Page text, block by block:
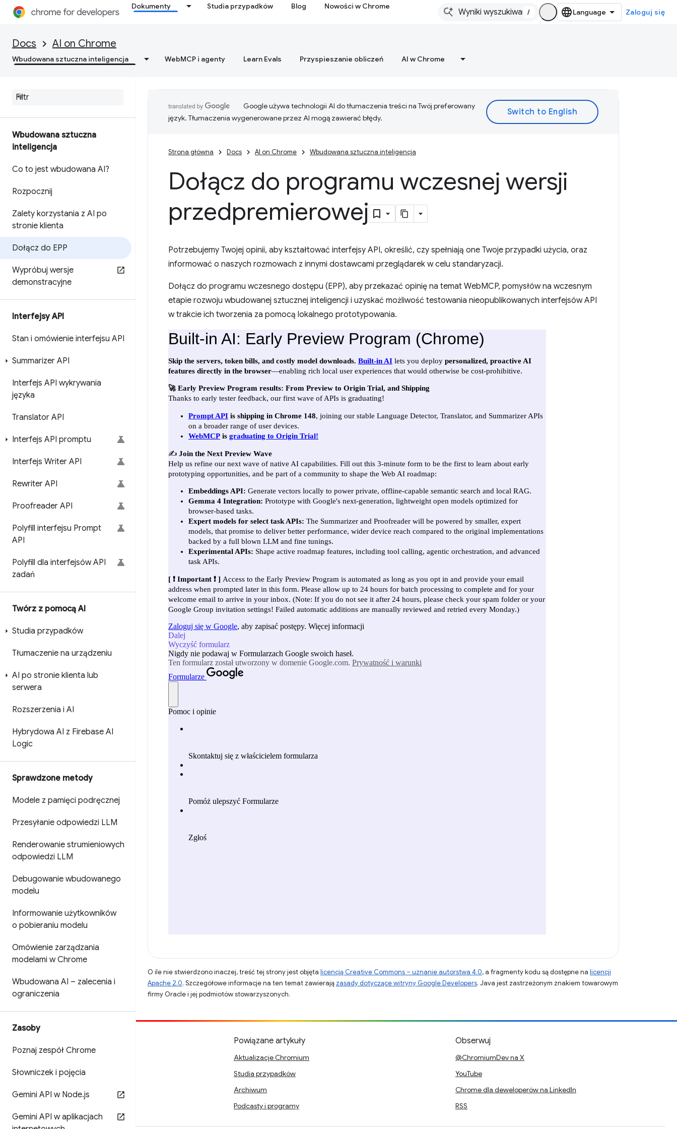
Dokumenty Studia przypadków Blog Nowości w Chrome
/ Zaloguj się
Docs AI on Chrome
Wbudowana sztuczna inteligencja WebMCP i agenty Learn Evals Przyspieszanie obliczeń AI w Chrome
Wbudowana sztuczna
inteligencja
Co to jest wbudowana AI?
Rozpocznij
Zalety korzystania z AI po
stronie klienta
Dołącz do EPP
Wypróbuj wersje
demonstracyjne
Interfejsy API
Stan i omówienie interfejsu API
Summarizer API
Interfejs API wykrywania
języka
Translator API
Interfejs API promptu
Interfejs Writer API
Rewriter API
Proofreader API
Polyfill interfejsu Prompt
API
Polyfill dla interfejsów API
zadań
Twórz z pomocą AI
Studia przypadków
Tłumaczenie na urządzeniu
AI po stronie klienta lub
serwera
Rozszerzenia i AI
Hybrydowa AI z Firebase AI
Logic
Sprawdzone metody
Modele z pamięci podręcznej
Przesyłanie odpowiedzi LLM
Renderowanie strumieniowych
odpowiedzi LLM
Debugowanie wbudowanego
modelu
Informowanie użytkowników
o pobieraniu modelu
Omówienie zarządzania
modelami w Chrome
Wbudowana AI – zalecenia i
ograniczenia
Zasoby
Poznaj zespół Chrome
Słowniczek i pojęcia
Gemini API w Node.js
Gemini API w aplikacjach
Google używa technologii AI do tłumaczenia treści na Twój preferowany
język. Tłumaczenia wygenerowane przez AI mogą zawierać błędy.
Strona główna Docs AI on Chrome Wbudowana sztuczna inteligencja
Dołącz do programu wczesnej wersji
przedpremierowej
Potrzebujemy Twojej opinii, aby kształtować interfejsy API, określić, czy spełniają one Twoje przypadki użycia, oraz
informować o naszych rozmowach z innymi dostawcami przeglądarek w celu standaryzacji.
Dołącz do programu wczesnego dostępu (EPP), aby przekazać opinię na temat WebMCP, pomysłów na wczesnym
etapie rozwoju wbudowanej sztucznej inteligencji i uzyskać możliwość testowania nieopublikowanych interfejsów API
w trakcie ich tworzenia za pomocą lokalnego prototypowania.
O ile nie stwierdzono inaczej, treść tej strony jest objęta licencją Creative Commons – uznanie autorstwa 4.0, a fragmenty kodu są dostępne na licencji
Apache 2.0. Szczegółowe informacje na ten temat zawierają zasady dotyczące witryny Google Developers. Java jest zastrzeżonym znakiem towarowym
firmy Oracle i jej podmiotów stowarzyszonych.
Zgłoś błąd
Zobacz nierozwiązane problemy
Powiązane artykuły
Aktualizacje Chromium
Studia przypadków
Archiwum
Podcasty i programy
Obserwuj
@ChromiumDev na X
YouTube
Chrome dla deweloperów na LinkedIn
RSS